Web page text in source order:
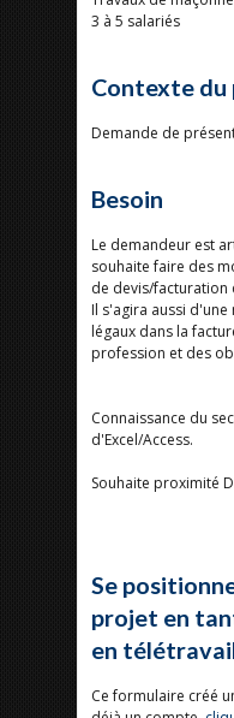
3 à 5 salariés
Contexte
Demande de
Besoin
Le demandeur est
souhaite faire des
de devis/facturation
Il s'agira aussi
légaux dans la
profession et des
Connaissance du
d'Excel/Access.
Souhaite proximité
Se
projet en
en
Ce formulaire créé